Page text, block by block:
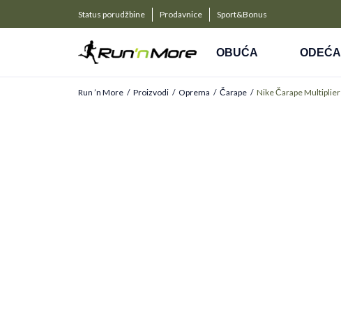
Status porudžbine Prodavnice Sport&Bonus
PLAĆANJE NA RATE
Kreditnim karticama BANCA INTESA platite na 9 rata
OBUĆA ODEĆA
Run ’n More Proizvodi Oprema Čarape Nike Čarape Multiplier